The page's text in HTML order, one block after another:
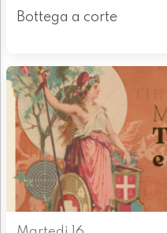
Bottega a corte